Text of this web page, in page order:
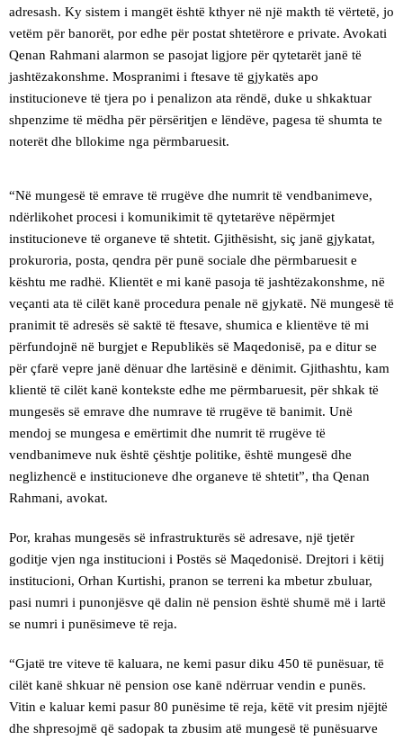
adresash. Ky sistem i mangët është kthyer në një makth të vërtetë, jo
vetëm për banorët, por edhe për postat shtetërore e private. Avokati
Qenan Rahmani alarmon se pasojat ligjore për qytetarët janë të
jashtëzakonshme. Mospranimi i ftesave të gjykatës apo
institucioneve të tjera po i penalizon ata rëndë, duke u shkaktuar
shpenzime të mëdha për përsëritjen e lëndëve, pagesa të shumta te
noterët dhe bllokime nga përmbaruesit.
“Në mungesë të emrave të rrugëve dhe numrit të vendbanimeve,
ndërlikohet procesi i komunikimit të qytetarëve nëpërmjet
institucioneve të organeve të shtetit. Gjithësisht, siç janë gjykatat,
prokuroria, posta, qendra për punë sociale dhe përmbaruesit e
kështu me radhë. Klientët e mi kanë pasoja të jashtëzakonshme, në
veçanti ata të cilët kanë procedura penale në gjykatë. Në mungesë të
pranimit të adresës së saktë të ftesave, shumica e klientëve të mi
përfundojnë në burgjet e Republikës së Maqedonisë, pa e ditur se
për çfarë vepre janë dënuar dhe lartësinë e dënimit. Gjithashtu, kam
klientë të cilët kanë kontekste edhe me përmbaruesit, për shkak të
mungesës së emrave dhe numrave të rrugëve të banimit. Unë
mendoj se mungesa e emërtimit dhe numrit të rrugëve të
vendbanimeve nuk është çështje politike, është mungesë dhe
neglizhencë e institucioneve dhe organeve të shtetit”, tha Qenan
Rahmani, avokat.
Por, krahas mungesës së infrastrukturës së adresave, një tjetër
goditje vjen nga institucioni i Postës së Maqedonisë. Drejtori i këtij
institucioni, Orhan Kurtishi, pranon se terreni ka mbetur zbuluar,
pasi numri i punonjësve që dalin në pension është shumë më i lartë
se numri i punësimeve të reja.
“Gjatë tre viteve të kaluara, ne kemi pasur diku 450 të punësuar, të
cilët kanë shkuar në pension ose kanë ndërruar vendin e punës.
Vitin e kaluar kemi pasur 80 punësime të reja, këtë vit presim njëjtë
dhe shpresojmë që sadopak ta zbusim atë mungesë të punësuarve